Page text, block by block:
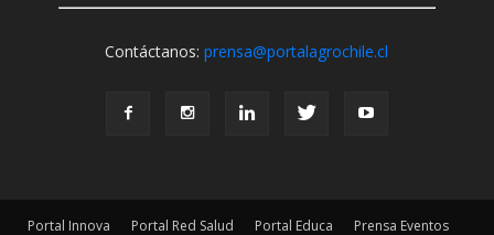
Contáctanos:prensa@portalagrochile.cl
Portal Innova Portal Red Salud Portal Educa Prensa Eventos